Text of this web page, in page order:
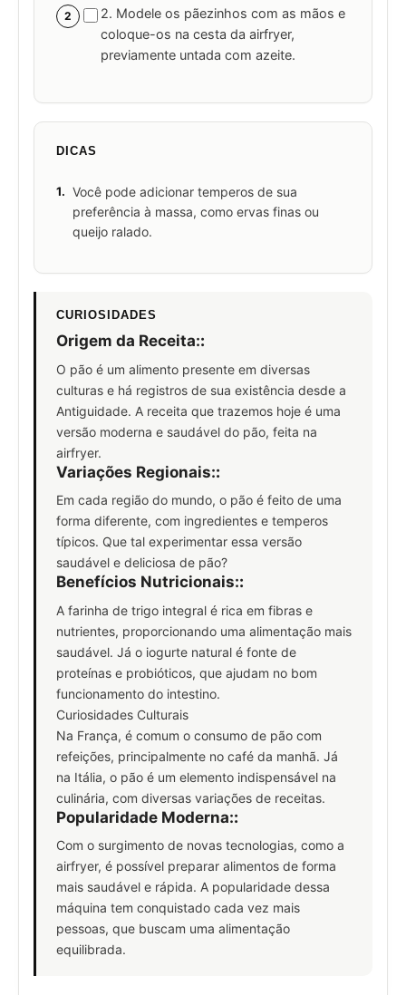
2
2. Modele os pãezinhos com as mãos e
coloque-os na cesta da airfryer,
previamente untada com azeite.
DICAS
1. Você pode adicionar temperos de sua
preferência à massa, como ervas finas ou
queijo ralado.
CURIOSIDADES
Origem da Receita::
O pão é um alimento presente em diversas
culturas e há registros de sua existência desde a
Antiguidade. A receita que trazemos hoje é uma
versão moderna e saudável do pão, feita na
airfryer.
Variações Regionais::
Em cada região do mundo, o pão é feito de uma
forma diferente, com ingredientes e temperos
típicos. Que tal experimentar essa versão
saudável e deliciosa de pão?
Benefícios Nutricionais::
A farinha de trigo integral é rica em fibras e
nutrientes, proporcionando uma alimentação mais
saudável. Já o iogurte natural é fonte de
proteínas e probióticos, que ajudam no bom
funcionamento do intestino.
Curiosidades Culturais
Na França, é comum o consumo de pão com
refeições, principalmente no café da manhã. Já
na Itália, o pão é um elemento indispensável na
culinária, com diversas variações de receitas.
Popularidade Moderna::
Com o surgimento de novas tecnologias, como a
airfryer, é possível preparar alimentos de forma
mais saudável e rápida. A popularidade dessa
máquina tem conquistado cada vez mais
pessoas, que buscam uma alimentação
equilibrada.